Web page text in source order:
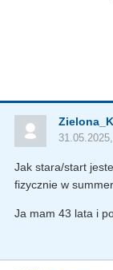
Jak stara/start
fizycznie w
Ja mam 43 lata i